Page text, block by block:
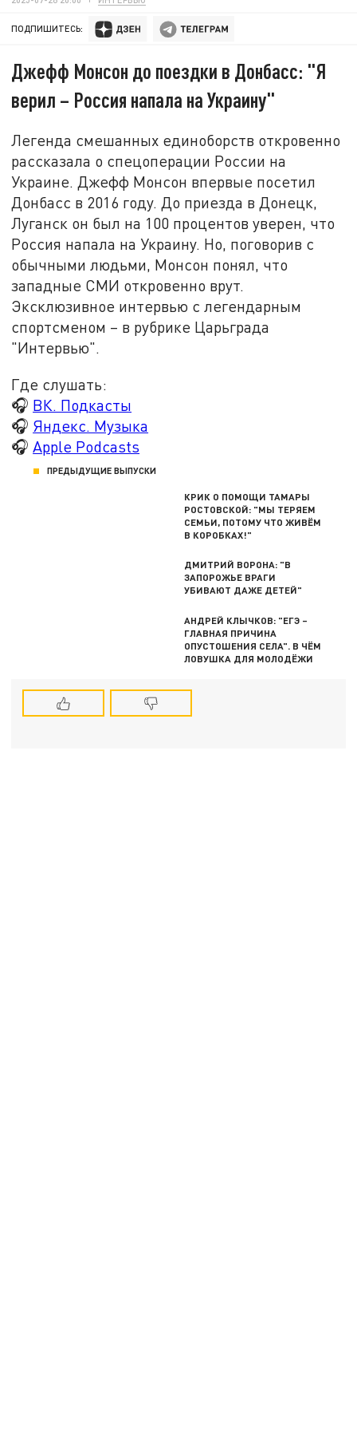
ПОДПИШИТЕСЬ:
Джефф Монсон до поездки в Донбасс: "Я
верил – Россия напала на Украину"
Легенда смешанных единоборств откровенно
рассказала о спецоперации России на
Украине. Джефф Монсон впервые посетил
Донбасс в 2016 году. До приезда в Донецк,
Луганск он был на 100 процентов уверен, что
Россия напала на Украину. Но, поговорив с
обычными людьми, Монсон понял, что
западные СМИ откровенно врут.
Эксклюзивное интервью с легендарным
спортсменом – в рубрике Царьграда
"Интервью".
Где слушать:
🎧 ВК. Подкасты
🎧 Яндекс. Музыка
🎧 Apple Podcasts
ПРЕДЫДУЩИЕ ВЫПУСКИ
КРИК О ПОМОЩИ ТАМАРЫ
РОСТОВСКОЙ: "МЫ ТЕРЯЕМ
СЕМЬИ, ПОТОМУ ЧТО ЖИВЁМ
В КОРОБКАХ!"
ДМИТРИЙ ВОРОНА: "В
ЗАПОРОЖЬЕ ВРАГИ
УБИВАЮТ ДАЖЕ ДЕТЕЙ"
АНДРЕЙ КЛЫЧКОВ: "ЕГЭ –
ГЛАВНАЯ ПРИЧИНА
ОПУСТОШЕНИЯ СЕЛА". В ЧЁМ
ЛОВУШКА ДЛЯ МОЛОДЁЖИ